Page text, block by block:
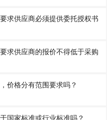
求供应商必须提供委托授权书
求供应商的报价不得低于采购
价格分有范围要求吗？
国家标准或行业标准吗？